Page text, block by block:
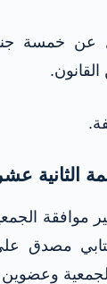
عن خمسة
الثانية
موافقة
مصدق
وعضوين